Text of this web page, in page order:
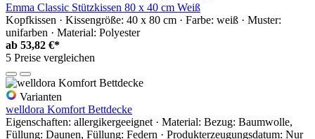
Emma Classic Stützkissen 80 x 40 cm Weiß
Kopfkissen · Kissengröße: 40 x 80 cm · Farbe: weiß · Muster:
unifarben · Material: Polyester
ab 53,82 €*
5 Preise vergleichen
Varianten
welldora Komfort Bettdecke
Eigenschaften: allergikergeeignet · Material: Bezug: Baumwolle,
Füllung: Daunen, Füllung: Federn · Produkterzeugungsdatum: Nur